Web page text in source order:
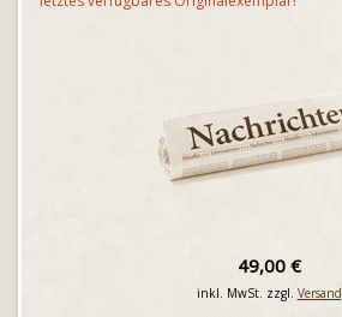
49,00 €
inkl. MwSt. zzgl. Versand